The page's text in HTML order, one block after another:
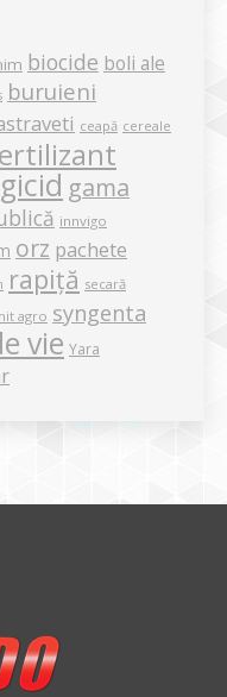
biocide boli ale
buruieni
ceapă cereale
gama
innvigo
orz pachete
rapiță secară
agro syngenta
vie Yara